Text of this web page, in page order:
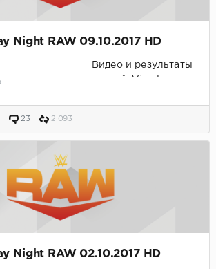
Night RAW 09.10.2017 HD
Видео и результаты
23 2 093
Night RAW 02.10.2017 HD